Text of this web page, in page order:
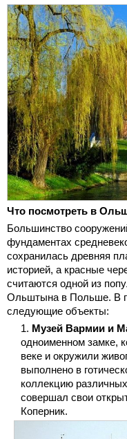
Что посмотреть в
Большинство
фундаментах
сохранилась древняя
историей, а красные
считаются одной из
Ольштына в Польше. В
следующие объекты:
Музей Вармии и
одноименном замке,
веке и окружили
выполнено в
коллекцию
совершал свои
Коперник.